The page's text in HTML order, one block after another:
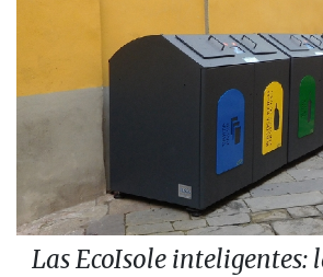
Las EcoIsole inteligentes: